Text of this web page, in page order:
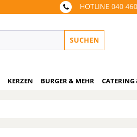
HOTLINE 040
SUCHEN
KERZEN BURGER & MEHR CATERING